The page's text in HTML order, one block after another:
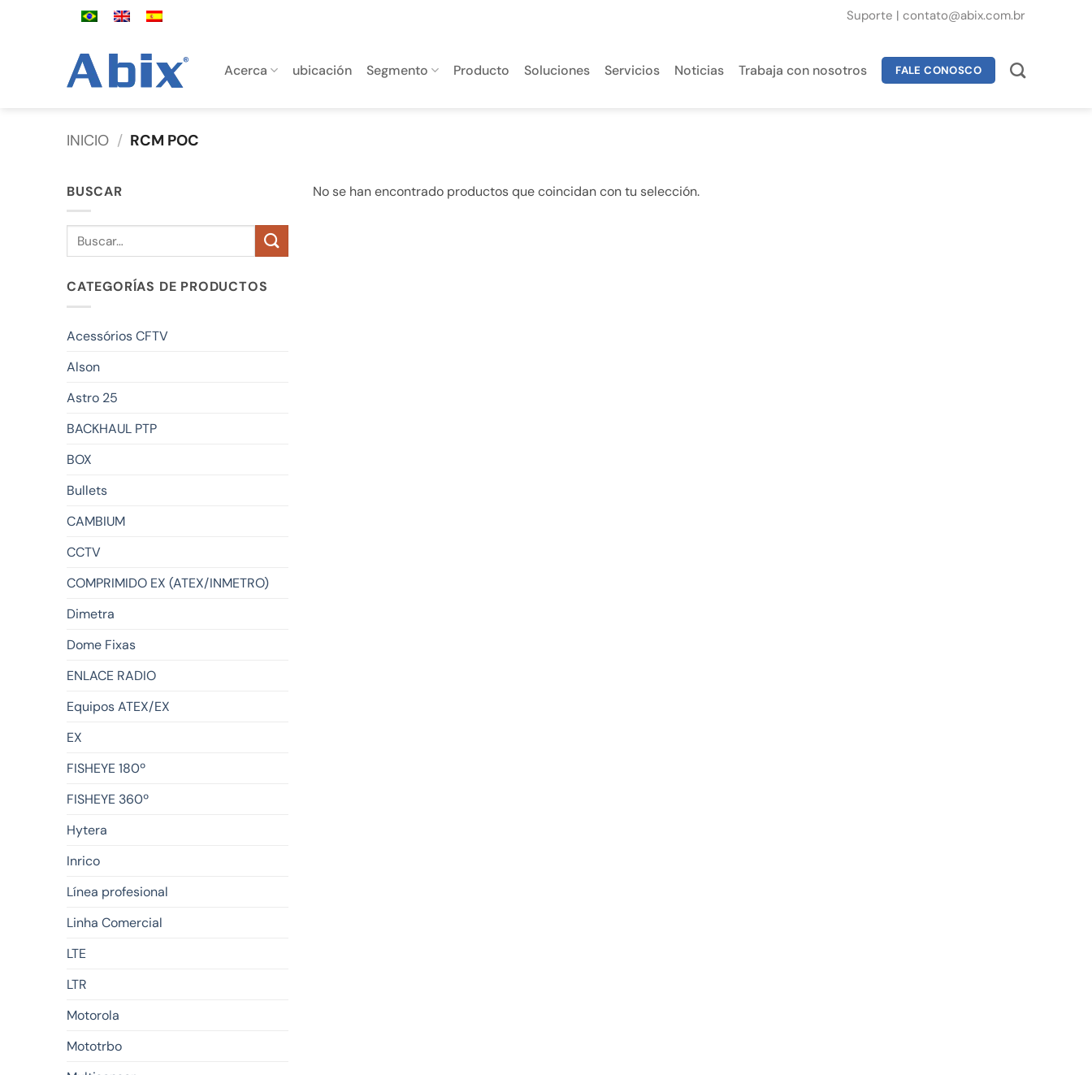
Suporte | contato@abix.com.br
Acerca ubicación Segmento Producto Soluciones Servicios Noticias Trabaja con nosotros FALE CONOSCO
INICIO / RCM POC
BUSCAR
Buscar
CATEGORÍAS DE PRODUCTOS
Acessórios CFTV
Alson
Astro 25
BACKHAUL PTP
BOX
Bullets
CAMBIUM
CCTV
COMPRIMIDO EX (ATEX/INMETRO)
Dimetra
Dome Fixas
ENLACE RADIO
Equipos ATEX/EX
EX
FISHEYE 180º
FISHEYE 360º
Hytera
Inrico
Línea profesional
Linha Comercial
LTE
LTR
Motorola
Mototrbo
No se han encontrado productos que coincidan con tu selección.